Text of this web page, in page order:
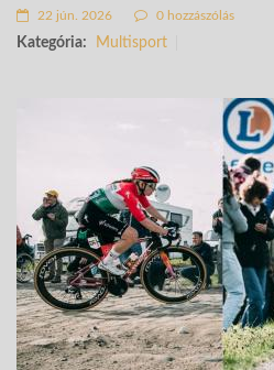
22 jún. 2026 0 hozzászólás
Kategória: Multisport